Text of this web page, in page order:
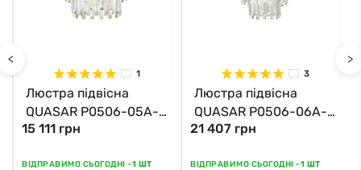
<
1
Люстра підвісна
QUASAR P0506-05A-
F4E3 Zuma Line
15 111 грн
ВІДПРАВИМО СЬОГОДНІ -1 ШТ
3
Люстра підвісна
QUASAR P0506-06A-
F4AC Zuma Line хром
21 407 грн
ВІДПРАВИМО СЬОГОДНІ -1 ШТ
>